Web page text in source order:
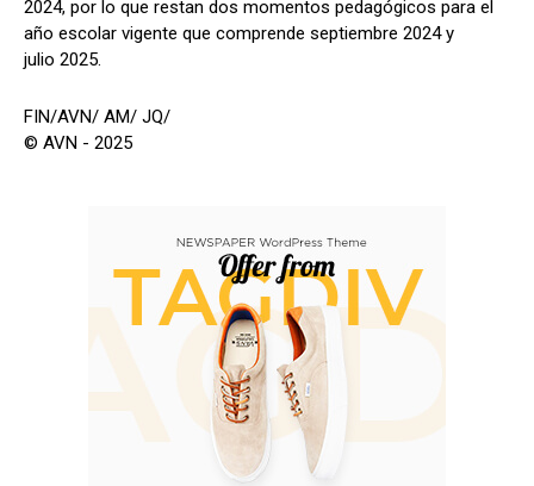
2024, por lo que restan dos momentos pedagógicos para el
año escolar vigente que comprende septiembre 2024 y
julio 2025.
FIN/AVN/ AM/ JQ/
© AVN - 2025